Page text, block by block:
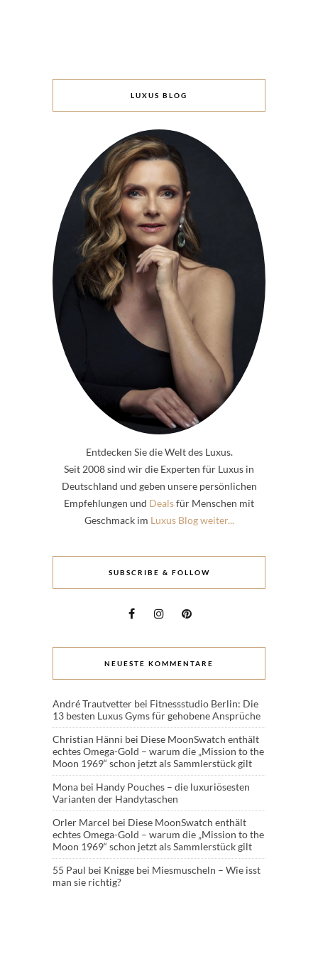
LUXUS BLOG
Entdecken Sie die Welt des Luxus.
Seit 2008 sind wir die Experten für Luxus in
Deutschland und geben unsere persönlichen
Empfehlungen und Dealsfür Menschen mit
Geschmack im Luxus Blog weiter...
SUBSCRIBE & FOLLOW
NEUESTE KOMMENTARE
André Trautvetter bei Fitnessstudio Berlin: Die
13 besten Luxus Gyms für gehobene Ansprüche
Christian Hänni bei Diese MoonSwatch enthält
echtes Omega-Gold – warum die „Mission to the
Moon 1969“ schon jetzt als Sammlerstück gilt
Mona bei Handy Pouches – die luxuriösesten
Varianten der Handytaschen
Orler Marcel bei Diese MoonSwatch enthält
echtes Omega-Gold – warum die „Mission to the
Moon 1969“ schon jetzt als Sammlerstück gilt
55 Paul bei Knigge bei Miesmuscheln – Wie isst
man sie richtig?